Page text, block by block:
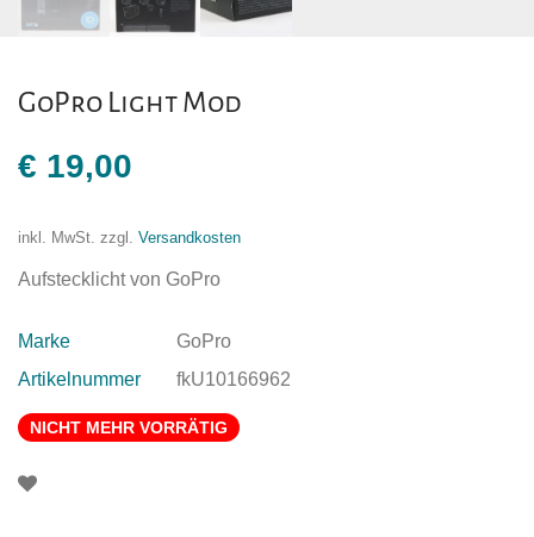
GoPro Light Mod
€ 19,00
inkl. MwSt. zzgl. Versandkosten
Aufstecklicht von GoPro
Marke
GoPro
Artikelnummer
fkU10166962
NICHT MEHR VORRÄTIG